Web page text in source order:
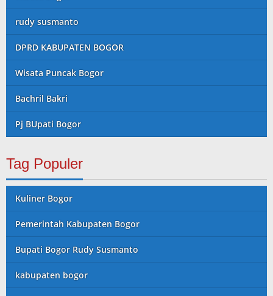
rudy susmanto
DPRD KABUPATEN BOGOR
Wisata Puncak Bogor
Bachril Bakri
Pj BUpati Bogor
Tag Populer
Kuliner Bogor
Pemerintah Kabupaten Bogor
Bupati Bogor Rudy Susmanto
kabupaten bogor